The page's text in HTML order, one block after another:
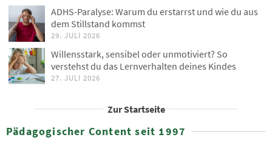
ADHS-Paralyse: Warum du erstarrst und wie du aus
dem Stillstand kommst
29. JULI 2026
Willensstark, sensibel oder unmotiviert? So
verstehst du das Lernverhalten deines Kindes
27. JULI 2026
Zur Startseite
Pädagogischer Content seit 1997